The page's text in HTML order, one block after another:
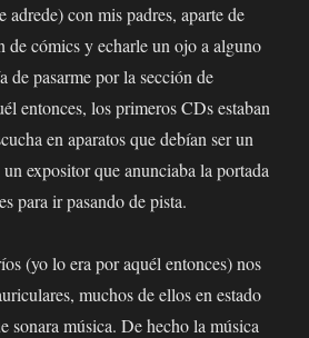
adrede) con mis padres, aparte de
de cómics y echarle un ojo a alguno
de pasarme por la sección de
entonces, los primeros CDs estaban
en aparatos que debían ser un
expositor que anunciaba la portada
para ir pasando de pista.
(yo lo era por aquél entonces) nos
muchos de ellos en estado
sonara música. De hecho la música